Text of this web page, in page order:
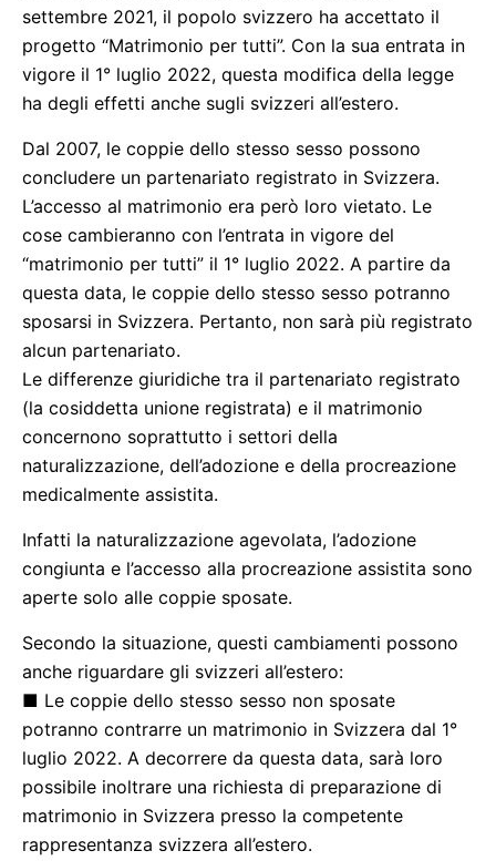
settembre 2021, il popolo svizzero ha accettato il
progetto “Matrimonio per tutti”. Con la sua entrata in
vigore il 1° luglio 2022, questa modifica della legge
ha degli effetti anche sugli svizzeri all’estero.
Dal 2007, le coppie dello stesso sesso possono
concludere un partenariato registrato in Svizzera.
L’accesso al matrimonio era però loro vietato. Le
cose cambieranno con l’entrata in vigore del
“matrimonio per tutti” il 1° luglio 2022. A partire da
questa data, le coppie dello stesso sesso potranno
sposarsi in Svizzera. Pertanto, non sarà più registrato
alcun partenariato.
Le differenze giuridiche tra il partenariato registrato
(la cosiddetta unione registrata) e il matrimonio
concernono soprattutto i settori della
naturalizzazione, dell’adozione e della procreazione
medicalmente assistita.
Infatti la naturalizzazione agevolata, l’adozione
congiunta e l’accesso alla procreazione assistita sono
aperte solo alle coppie sposate.
Secondo la situazione, questi cambiamenti possono
anche riguardare gli svizzeri all’estero:
■ Le coppie dello stesso sesso non sposate
potranno contrarre un matrimonio in Svizzera dal 1°
luglio 2022. A decorrere da questa data, sarà loro
possibile inoltrare una richiesta di preparazione di
matrimonio in Svizzera presso la competente
rappresentanza svizzera all’estero.